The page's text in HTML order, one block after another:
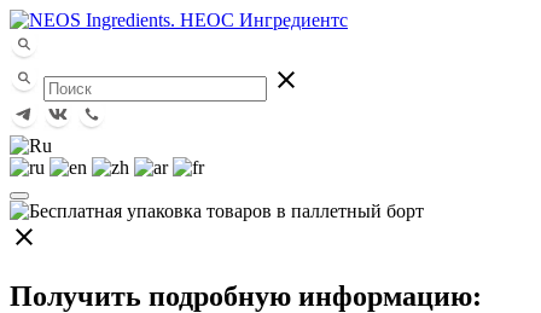
close
close
Получить подробную информацию: